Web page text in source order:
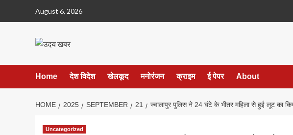
August 6, 2026
Home देश विदेश खेलकूद मनोरंजन क्राइम ई पेपर About
HOME 2025 SEPTEMBER 21 ज्वालापुर पुलिस ने 24 घंटे के भीतर महिला से हुई लूट का
Uncategorized